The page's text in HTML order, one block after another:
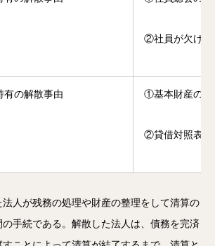
②社員が欠けた
有の解散事由 ①基本財産の滅
②貸借対照表上
人が残務の処理や財産の整理をして清算の
手続である。解散した法人は、債務を完済